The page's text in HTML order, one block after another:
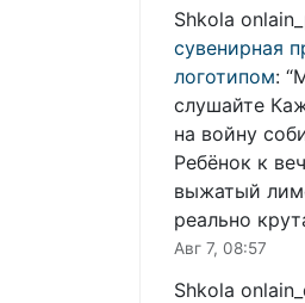
Shkola
сувенирная
логотипом: “
слушайте
на войну
Ребёнок к
выжатый
реально
Авг 7, 08:57
Shkola